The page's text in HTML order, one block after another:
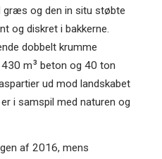
og den in situ støbte
og diskret i bakkerne.
dobbelt krumme
m3 beton og 40 ton
ud mod landskabet
i samspil med naturen og
af 2016, mens